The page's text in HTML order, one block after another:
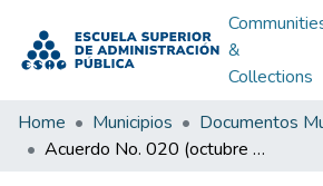
&
Collections
Home Municipios
Documentos
Acuerdo No. 020 (octubre 17 del 2025) "Por medio del cual se realiza modificación al presupuesto de la vigencia fiscal 2025"